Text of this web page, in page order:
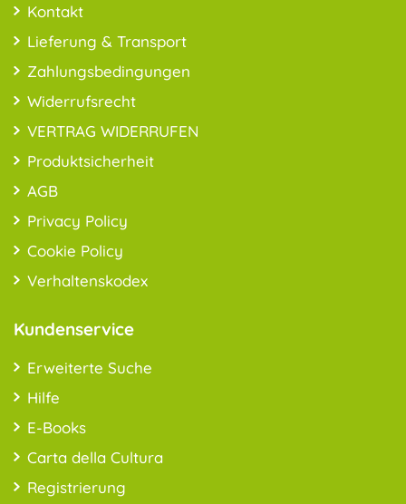
Kontakt
Lieferung & Transport
Zahlungsbedingungen
Widerrufsrecht
VERTRAG WIDERRUFEN
Produktsicherheit
AGB
Privacy Policy
Cookie Policy
Verhaltenskodex
Kundenservice
Erweiterte Suche
Hilfe
E-Books
Carta della Cultura
Registrierung